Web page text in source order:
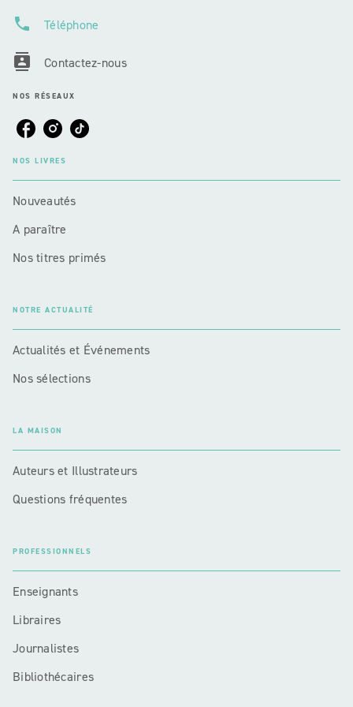
phone Téléphone
contacts Contactez-nous
NOS RÉSEAUX
NOS LIVRES
Nouveautés
A paraître
Nos titres primés
NOTRE ACTUALITÉ
Actualités et Événements
Nos sélections
LA MAISON
Auteurs et Illustrateurs
Questions fréquentes
PROFESSIONNELS
Enseignants
Libraires
Journalistes
Bibliothécaires